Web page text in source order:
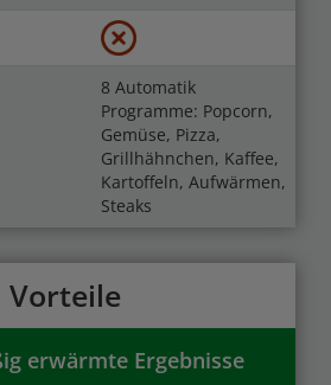
8 Automatik
Programme: Popcorn,
Gemüse, Pizza,
Grillhähnchen, Kaffee,
Kartoffeln, Aufwärmen,
Steaks
Vorteile
erwärmte Ergebnisse